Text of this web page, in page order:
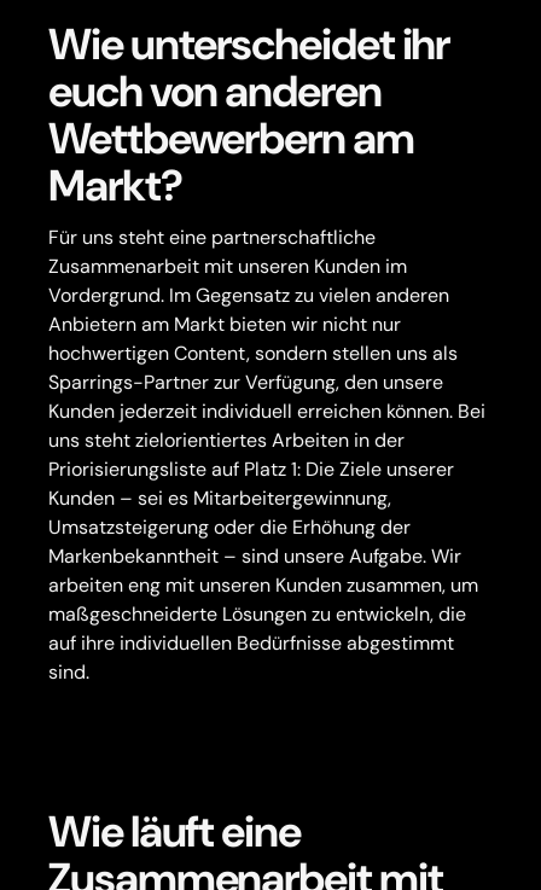
Wie unterscheidet ihr
euch von anderen
Wettbewerbern am
Markt?
Für uns steht eine partnerschaftliche
Zusammenarbeit mit unseren Kunden im
Vordergrund. Im Gegensatz zu vielen anderen
Anbietern am Markt bieten wir nicht nur
hochwertigen Content, sondern stellen uns als
Sparrings-Partner zur Verfügung, den unsere
Kunden jederzeit individuell erreichen können. Bei
uns steht zielorientiertes Arbeiten in der
Priorisierungsliste auf Platz 1: Die Ziele unserer
Kunden – sei es Mitarbeitergewinnung,
Umsatzsteigerung oder die Erhöhung der
Markenbekanntheit – sind unsere Aufgabe. Wir
arbeiten eng mit unseren Kunden zusammen, um
maßgeschneiderte Lösungen zu entwickeln, die
auf ihre individuellen Bedürfnisse abgestimmt
sind.
Wie läuft eine
Zusammenarbeit mit